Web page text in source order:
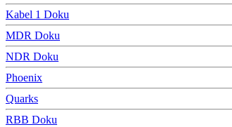
Kabel 1 Doku
MDR Doku
NDR Doku
Phoenix
Quarks
RBB Doku